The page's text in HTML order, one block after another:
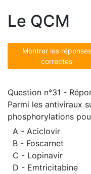
Le QCM
Montrer les réponses
correctes
Question n°31 -
Parmi les antiviraux
phosphorylations
A - Aciclovir
B - Foscarnet
C - Lopinavir
D - Emtricitabine